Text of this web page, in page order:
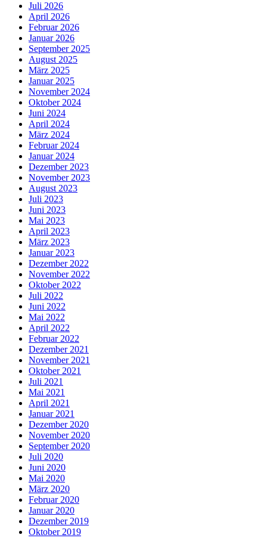
Juli 2026
April 2026
Februar 2026
Januar 2026
September 2025
August 2025
März 2025
Januar 2025
November 2024
Oktober 2024
Juni 2024
April 2024
März 2024
Februar 2024
Januar 2024
Dezember 2023
November 2023
August 2023
Juli 2023
Juni 2023
Mai 2023
April 2023
März 2023
Januar 2023
Dezember 2022
November 2022
Oktober 2022
Juli 2022
Juni 2022
Mai 2022
April 2022
Februar 2022
Dezember 2021
November 2021
Oktober 2021
Juli 2021
Mai 2021
April 2021
Januar 2021
Dezember 2020
November 2020
September 2020
Juli 2020
Juni 2020
Mai 2020
März 2020
Februar 2020
Januar 2020
Dezember 2019
Oktober 2019